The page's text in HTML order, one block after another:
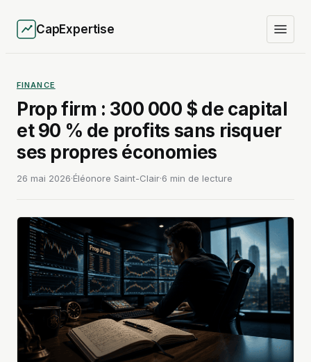
CapExpertise
FINANCE
Prop firm : 300 000 $ de capital
et 90 % de profits sans risquer
ses propres économies
26 mai 2026·Éléonore Saint-Clair·6 min de lecture